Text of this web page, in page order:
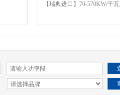
【瑞典进口】70-570KW/千瓦